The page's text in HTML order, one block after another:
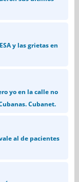
y las grietas en
yo en la calle no
Cubanet.
al de pacientes